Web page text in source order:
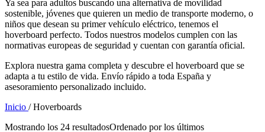
Ya sea para adultos buscando una alternativa de movilidad
sostenible, jóvenes que quieren un medio de transporte moderno, o
niños que desean su primer vehículo eléctrico, tenemos el
hoverboard perfecto. Todos nuestros modelos cumplen con las
normativas europeas de seguridad y cuentan con garantía oficial.
Explora nuestra gama completa y descubre el hoverboard que se
adapta a tu estilo de vida. Envío rápido a toda España y
asesoramiento personalizado incluido.
Inicio / Hoverboards
Mostrando los 24 resultadosOrdenado por los últimos